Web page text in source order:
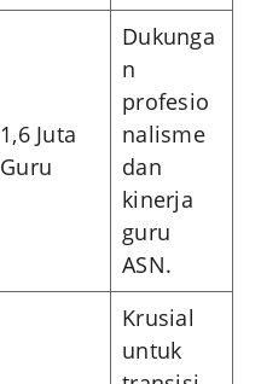
1,6 Juta
Guru
Dukunga
n
profesio
nalisme
dan
kinerja
guru
ASN.
Krusial
untuk